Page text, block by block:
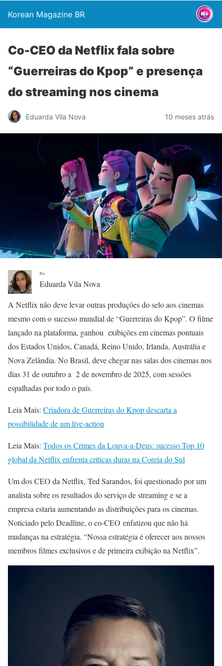
Korean Magazine BR
Co-CEO da Netflix fala sobre
“Guerreiras do Kpop” e presença
do streaming nos cinema
Eduarda Vila Nova 10 meses atrás
Por:
Eduarda Vila Nova
A Netflix não deve levar outras produções do selo aos cinemas
mesmo com o sucesso mundial de “Guerreiras do Kpop”. O filme
lançado na plataforma, ganhou exibições em cinemas pontuais
dos Estados Unidos, Canadá, Reino Unido, Irlanda, Austrália e
Nova Zelândia. No Brasil, deve chegar nas salas dos cinemas nos
dias 31 de outubro a 2 de novembro de 2025, com sessões
espalhadas por todo o país.
Leia Mais: Criadora de Guerreiras do Kpop descarta a
possibilidade de um live-action
Leia Mais: Todos os Crimes da Louva-a-Deus: sucesso Top 10
global da Netflix enfrenta críticas duras na Coreia do Sul
Um dos CEO da Netflix, Ted Sarandos, foi questionado por um
analista sobre os resultados do serviço de streaming e se a
empresa estaria aumentando as distribuições para os cinemas.
Noticiado pelo Deadline, o co-CEO enfatizou que não há
mudanças na estratégia. “Nossa estratégia é oferecer aos nossos
membros filmes exclusivos e de primeira exibição na Netflix”.